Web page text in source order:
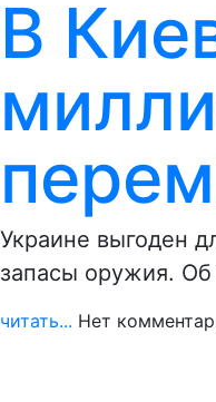
В
Украине выгоден
запасы оружия.
читать... Нет